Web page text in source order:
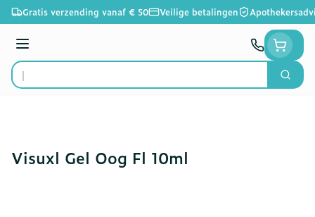
Ga naar de inhoud
Gratis verzending vanaf € 50 Veilige betalingen
Menu
Product, merk, categorie...
Zoek
Visuxl Gel Oog Fl 10ml